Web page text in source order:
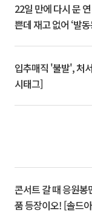
22일 만에 다시 문
쁜데 재고 없어 ‘발
입추매직 '불발', 처
시태그]
콘서트 갈 때 응원
품 등장이오! [솔드